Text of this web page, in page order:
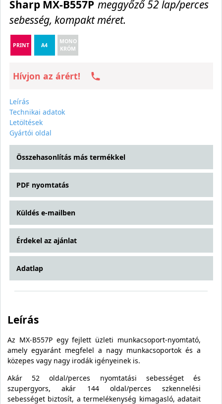
Sharp MX-B557P meggyőző 52 lap/perces
sebesség, kompakt méret.
PRINT A4
MONO
KRÓM
Hívjon az árért!
Leírás
Technikai adatok
Letöltések
Gyártói oldal
Összehasonlítás más termékkel
PDF nyomtatás
Küldés e-mailben
Érdekel az ajánlat
Adatlap
Leírás
Az MX-B557P egy fejlett üzleti munkacsoport-nyomtató,
amely egyaránt megfelel a nagy munkacsoportok és a
közepes vagy nagy irodák igényeinek is.
Akár 52 oldal/perces nyomtatási sebességet és
szupergyors, akár 144 oldal/perces szkennelési
sebességet biztosít, a termelékenység kimagasló, adatait